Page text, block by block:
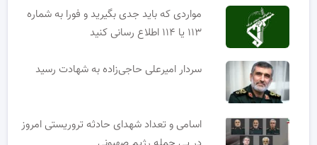
مواردی که باید جدی بگیرید و فورا به شماره
۱۱۳ یا ۱۱۴ اطلاع رسانی کنید
سردار امیرعلی حاجی‌زاده به شهادت رسید
اسامی و تعداد شهدای حادثه تروریستی امروز